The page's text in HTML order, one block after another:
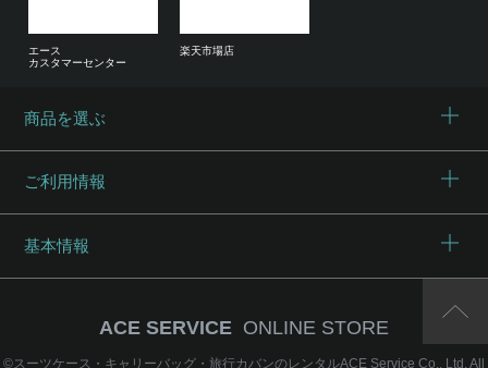
エース
カスタマーセンター
楽天市場店
商品を選ぶ
ご利用情報
基本情報
ACE SERVICE ONLINE STORE
©スーツケース・キャリーバッグ・旅行カバンのレンタルACE Service Co., Ltd. All